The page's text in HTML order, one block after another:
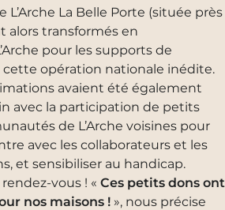
L’Arche La Belle Porte (située près
alors transformés en
pour les supports de
opération nationale inédite.
avaient été également
avec la participation de petits
de L’Arche voisines pour
avec les collaborateurs et les
et sensibiliser au handicap.
vous ! « Ces petits dons ont
nos maisons ! », nous précise